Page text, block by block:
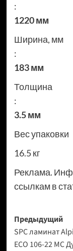
:
1220 мм
Ширина, мм
:
183 мм
Толщина
:
3.5 мм
Вес упаковки
16.5 кг
Реклама.
ссылкам в
записи
Предыдущий
SPC ламинат
ECO 106-22 МС